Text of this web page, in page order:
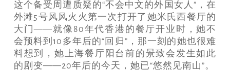
这个备受周遭质疑的“不会中文的外国女人”，在
外滩5号风风火火第一次打开了她米氏西餐厅的
大门——就像80年代香港的餐厅开业时，她不
会预料到10多年后的“回归”，那一刻的她也很难
料想到，她上海餐厅阳台前的景致会发生如此
的剧变——20年后的今天，她已“悠然见南山”。